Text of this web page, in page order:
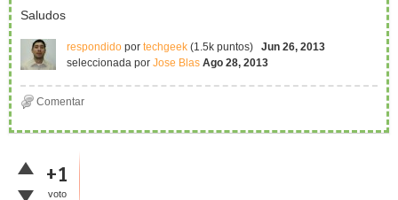
Saludos
respondido por techgeek (1.5k puntos)
Jun 26, 2013
seleccionada por Jose Blas Ago 28, 2013
+1
voto